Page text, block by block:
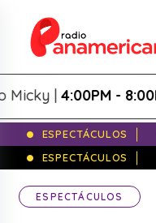
|4:00PM - 8:00PM
ESPECTÁCULOS
ESPECTÁCULOS
ESPECTÁCULOS